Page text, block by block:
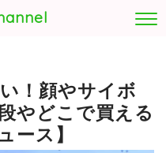
！顔やサイボ
やどこで買える
ース】